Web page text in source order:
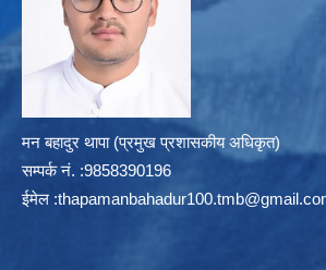
मन बहादुर थापा (प्रमुख प्रशासकीय अधिकृत)
सम्पर्क न‌ं. :9858390196
ईमेल :